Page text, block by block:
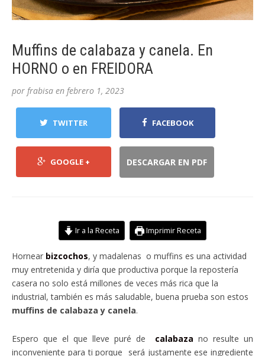
Muffins de calabaza y canela. En
HORNO o en FREIDORA
por frabisa en febrero 1, 2023
TWITTER FACEBOOK
GOOGLE + DESCARGAR EN PDF
Ir a la Receta Imprimir Receta
Hornear bizcochos, y madalenas o muffins es una actividad
muy entretenida y diría que productiva porque la repostería
casera no solo está millones de veces más rica que la
industrial, también es más saludable, buena prueba son estos
muffins de calabaza y canela.
Espero que el que lleve puré de calabaza no resulte un
inconveniente para ti porque será justamente ese ingrediente